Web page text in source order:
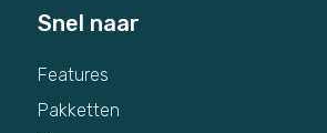
Snel naar
Features
Pakketten